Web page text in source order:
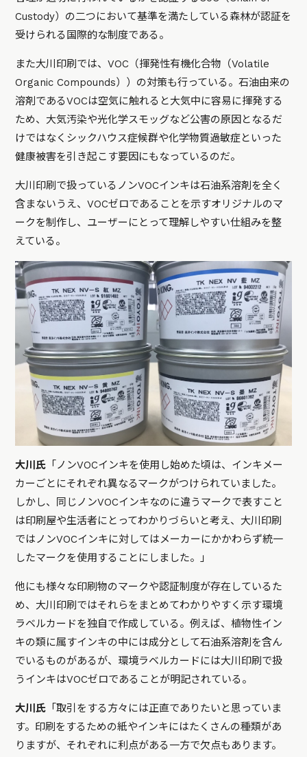
Custody）の二つにおいて基準を満たしている森林が認証を
受けられる国際的な制度である。
また大川印刷では、VOC（揮発性有機化合物（Volatile
Organic Compounds））の対策も行っている。石油由来の
溶剤であるVOCは空気に触れると大気中に容易に揮発する
ため、大気汚染や光化学スモッグなど公害の原因となるだ
けではなくシックハウス症候群や化学物質過敏症といった
健康被害を引き起こす要因にもなっているのだ。
大川印刷で扱っているノンVOCインキは石油系溶剤を全く
含まないうえ、VOCゼロであることを示すオリジナルのマ
ークを制作し、ユーザーにとって理解しやすい仕組みを整
えている。
大川氏 「ノンVOCインキを使用し始めた頃は、インキメー
カーごとにそれぞれ異なるマークがつけられていました。
しかし、同じノンVOCインキなのに違うマークで表すこと
は印刷屋や生活者にとってわかりづらいと考え、大川印刷
ではノンVOCインキに対してはメーカーにかかわらず統一
したマークを使用することにしました。」
他にも様々な印刷物のマークや認証制度が存在しているた
め、大川印刷ではそれらをまとめてわかりやすく示す環境
ラベルカードを独自で作成している。例えば、植物性イン
キの類に属すインキの中には成分として石油系溶剤を含ん
でいるものがあるが、環境ラベルカードには大川印刷で扱
うインキはVOCゼロであることが明記されている。
大川氏 「取引をする方々には正直でありたいと思っていま
す。印刷をするための紙やインキにはたくさんの種類があ
りますが、それぞれに利点がある一方で欠点もあります。